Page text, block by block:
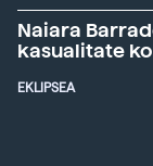
Naiara
kasualitate
EKLIPSEA